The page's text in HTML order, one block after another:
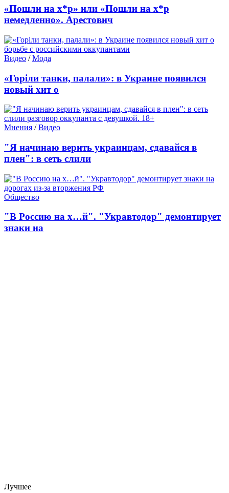
«Пошли на х*р» или «Пошли на х*р
немедленно». Арестович
Видео /Мода
«Горіли танки, палали»: в Украине появился
новый хит о
Мнения /Видео
"Я начинаю верить украинцам, сдавайся в
плен": в сеть слили
Общество
"В Россию на х…й". "Укравтодор" демонтирует
знаки на
Лучшее